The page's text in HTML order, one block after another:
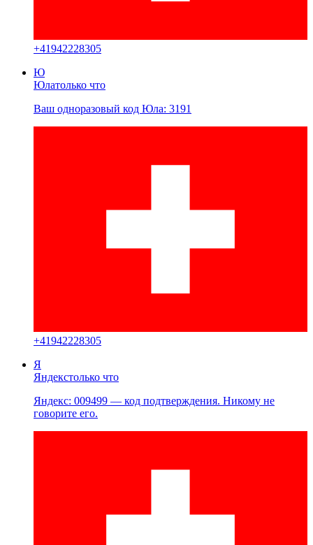
+41942228305
Ю
Юлатолько что
Ваш одноразовый код Юла: 3191
+41942228305
Я
Яндекстолько что
Яндекс: 009499 — код подтверждения. Никому не
говорите его.